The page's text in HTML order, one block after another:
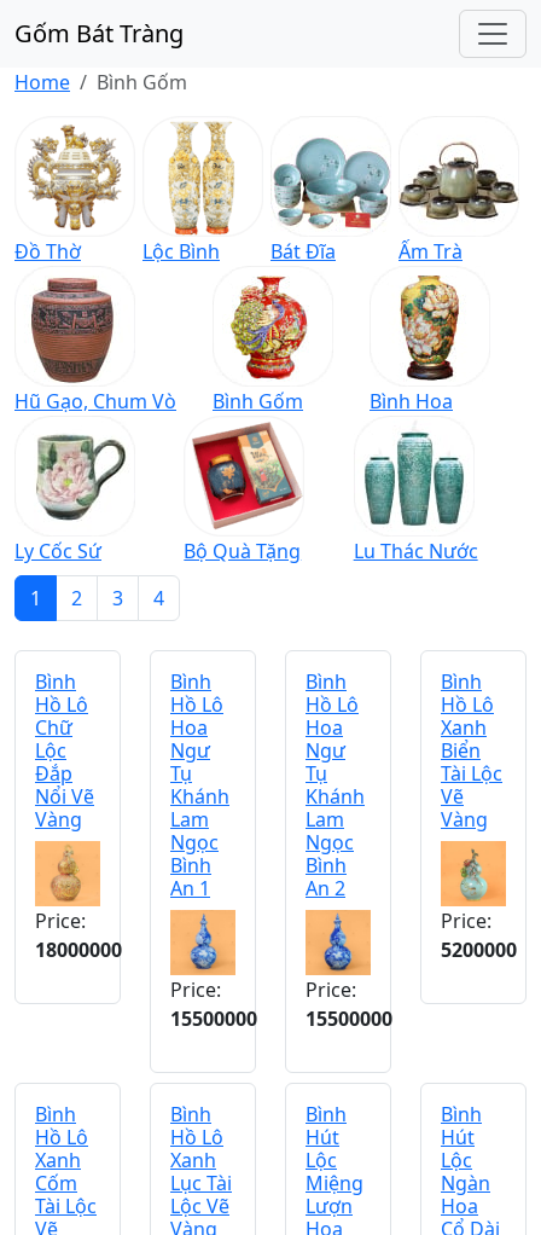
Gốm Bát Tràng
Home Bình Gốm
Đồ Thờ Lộc Bình Bát Đĩa Ấm Trà
Hũ Gạo, Chum Vò Bình Gốm Bình Hoa
Ly Cốc Sứ Bộ Quà Tặng
Lu Thác Nước
1
2 3 4
Bình
Hồ Lô
Chữ
Lộc
Đắp
Nổi Vẽ
Vàng
Price:
18000000
Bình
Hồ Lô
Hoa
Ngư
Tụ
Khánh
Lam
Ngọc
Bình
An 1
Price:
15500000
Bình
Hồ Lô
Hoa
Ngư
Tụ
Khánh
Lam
Ngọc
Bình
An 2
Price:
15500000
Bình
Hồ Lô
Xanh
Biển
Tài Lộc
Vẽ
Vàng
Price:
5200000
Bình
Hồ Lô
Xanh
Cốm
Tài Lộc
Vẽ
Bình
Hồ Lô
Xanh
Lục Tài
Lộc Vẽ
Vàng
Bình
Hút
Lộc
Miệng
Lượn
Hoa
Bình
Hút
Lộc
Ngàn
Hoa
Cổ Dài